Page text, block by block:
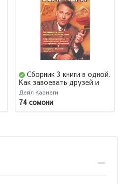
Сборник 3 книги в одной.
Как завоевать друзей и
оказывать влияние на
людей. Как развить
уверенность в себе и
влиять на людей путем
беспокоится и начать
Дейл Карнеги
74 сомони